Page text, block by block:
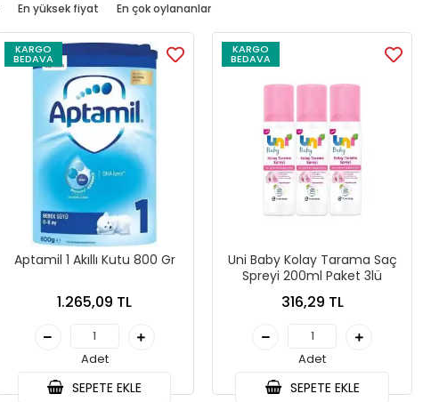
En yüksek fiyat En çok oylananlar
KARGO
BEDAVA
Aptamil 1 Akıllı Kutu 800 Gr
1.265,09 TL
Adet
SEPETE EKLE
KARGO
BEDAVA
Uni Baby Kolay Tarama Saç
Spreyi 200ml Paket 3lü
316,29 TL
Adet
SEPETE EKLE